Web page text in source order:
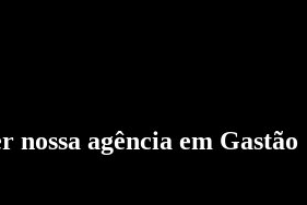
nossa agência em Gastão